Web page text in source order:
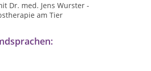
Dr. med. Jens Wurster -
am Tier